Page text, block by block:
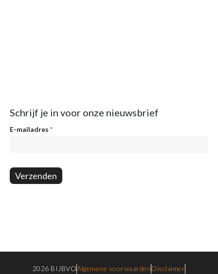
Schrijf je in voor onze nieuwsbrief
Nieuwsbrief
E-mailadres *
Verzenden
2026 BIJBVOAlgemene voorwaardenDisclaimer